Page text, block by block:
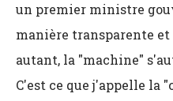
un premier ministre
manière transparente
autant, la "machine"
C'est ce que j'appelle la